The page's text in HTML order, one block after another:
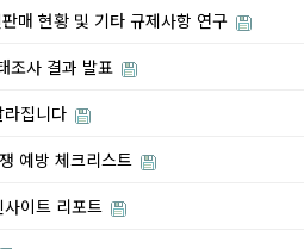
매 현황 및 기타 규제사항 연구
조사 결과 발표
집니다
예방 체크리스트
이트 리포트